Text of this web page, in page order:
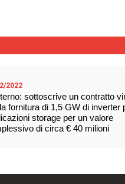
2022
sottoscrive un contratto
fornitura di 1,5 GW di inverter
storage per un valore
di circa € 40 milioni